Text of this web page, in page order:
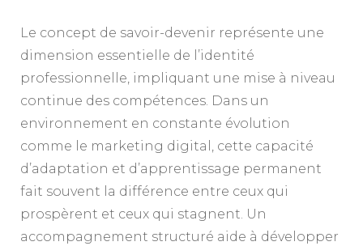
Le concept de savoir-devenir représente une
dimension essentielle de l’identité
professionnelle, impliquant une mise à niveau
continue des compétences. Dans un
environnement en constante évolution
comme le marketing digital, cette capacité
d’adaptation et d’apprentissage permanent
fait souvent la différence entre ceux qui
prospèrent et ceux qui stagnent. Un
accompagnement structuré aide à développer